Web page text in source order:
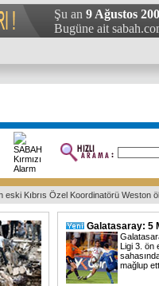
Şu an 9 Ağustos
Bugüne ait
Japonya İmparatoru ile görüştü
küçük uçak düştü: 1 ölü
eski Kıbrıs Özel Koordinatörü Weston
yeni bir kuş gribi vakası
trafik kazası: 3 yaralı
Galatasaray: 5
Ligi 3. ön
mağlup